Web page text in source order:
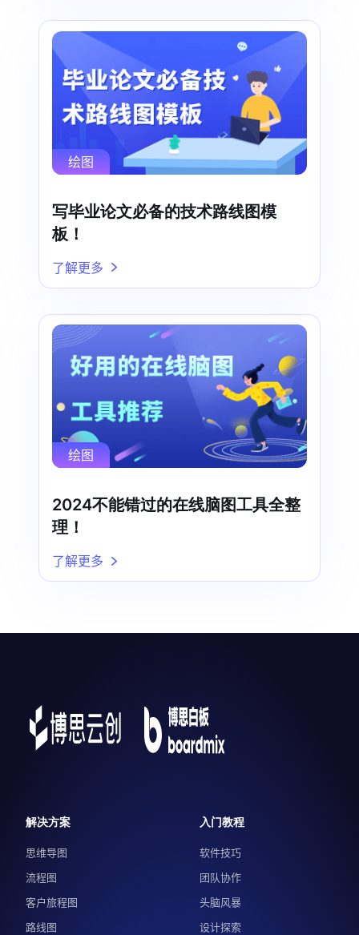
绘图
写毕业论文必备的技术路线图模
板！
了解更多
绘图
2024不能错过的在线脑图工具全整
理！
了解更多
解决方案
思维导图
流程图
客户旅程图
路线图
入门教程
软件技巧
团队协作
头脑风暴
设计探索